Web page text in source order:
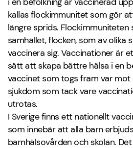
kallas flockimmunitet som gör
längre sprids. Flockimmuniteten
samhället, flocken, som av olika
vaccinera sig. Vaccinationer är
sätt att skapa bättre hälsa i en
vaccinet som togs fram var mot
sjukdom som tack vare
utrotas.
I Sverige finns ett nationellt
som innebär att alla barn
barnhälsovården och skolan.